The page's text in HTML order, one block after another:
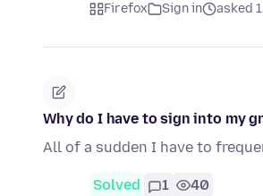
Firefox Sign in asked 1
Why do I have to sign into my
All of a sudden I have to
Solved 1 40